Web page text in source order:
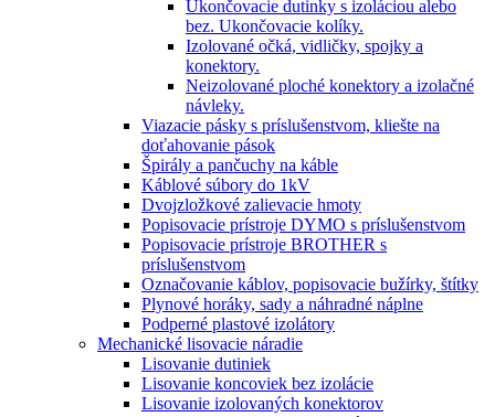
Ukončovacie dutinky s izoláciou alebo
bez. Ukončovacie kolíky.
Izolované očká, vidličky, spojky a
konektory.
Neizolované ploché konektory a izolačné
návleky.
Viazacie pásky s príslušenstvom, kliešte na
doťahovanie pások
Špirály a pančuchy na káble
Káblové súbory do 1kV
Dvojzložkové zalievacie hmoty
Popisovacie prístroje DYMO s príslušenstvom
Popisovacie prístroje BROTHER s
príslušenstvom
Označovanie káblov, popisovacie bužírky, štítky
Plynové horáky, sady a náhradné náplne
Podperné plastové izolátory
Mechanické lisovacie náradie
Lisovanie dutiniek
Lisovanie koncoviek bez izolácie
Lisovanie izolovaných konektorov